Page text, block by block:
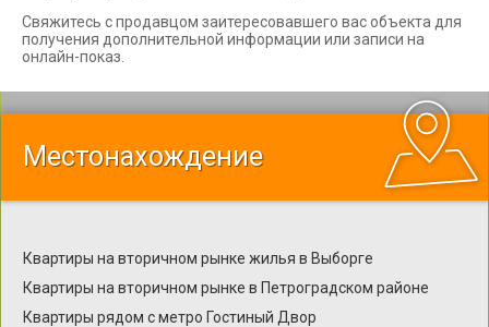
Свяжитесь с продавцом заитересовавшего вас объекта для
получения дополнительной информации или записи на
онлайн-показ.
Местонахождение
Квартиры на вторичном рынке жилья в Выборге
Квартиры на вторичном рынке в Петроградском районе
Квартиры рядом с метро Гостиный Двор